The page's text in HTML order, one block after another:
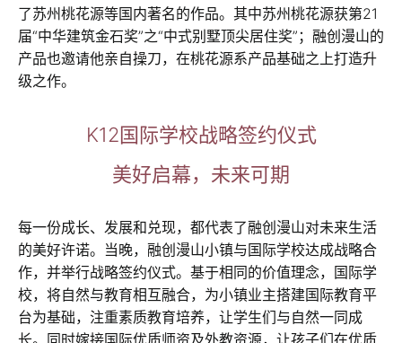
了苏州桃花源等国内著名的作品。其中苏州桃花源获第21
届“中华建筑金石奖”之“中式别墅顶尖居住奖”；融创漫山的
产品也邀请他亲自操刀，在桃花源系产品基础之上打造升
级之作。
K12国际学校战略签约仪式
美好启幕，未来可期
每一份成长、发展和兑现，都代表了融创漫山对未来生活
的美好许诺。当晚，融创漫山小镇与国际学校达成战略合
作，并举行战略签约仪式。基于相同的价值理念，国际学
校，将自然与教育相互融合，为小镇业主搭建国际教育平
台为基础，注重素质教育培养，让学生们与自然一同成
长。同时嫁接国际优质师资及外教资源，让孩子们在优质